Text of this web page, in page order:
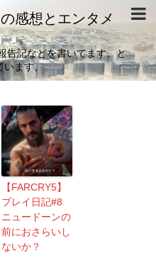
感想とエンタメ
告記などを書いてます。と
います。
【FARCRY5】
プレイ日記#8
ニュードーンの
前におさらいし
ないか？